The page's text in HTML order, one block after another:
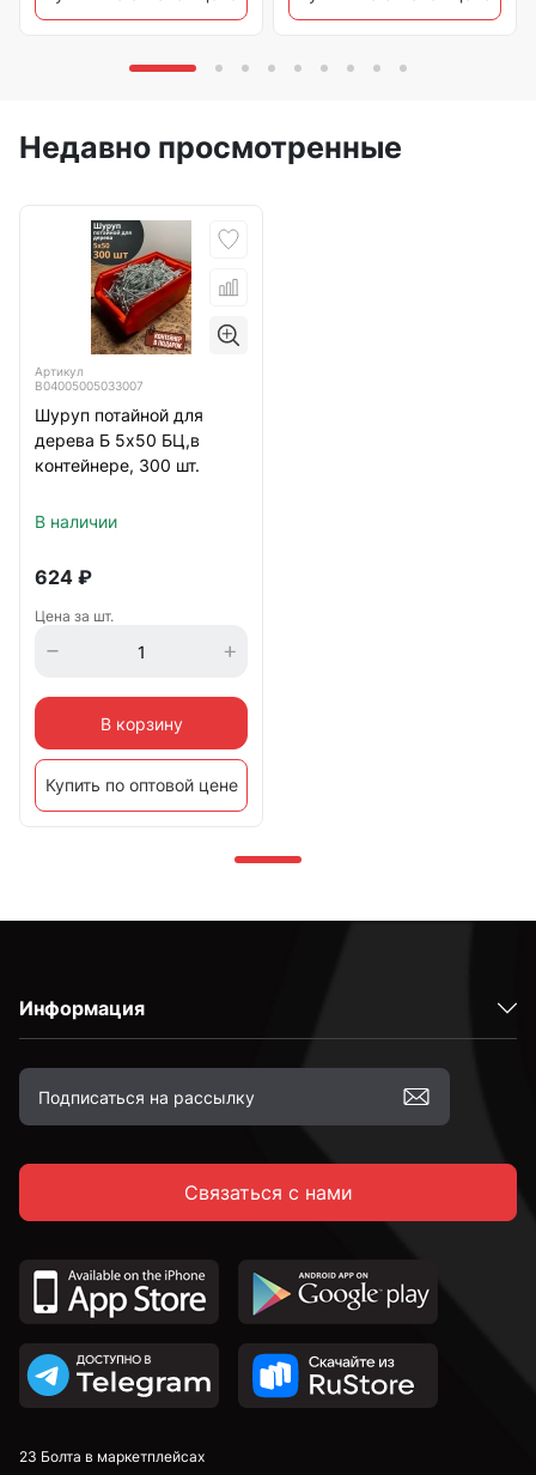
Недавно просмотренные
Артикул
B04005005033007
Шуруп потайной для
дерева Б 5х50 БЦ,в
контейнере, 300 шт.
В наличии
624 ₽
Цена за шт.
В корзину
Купить по оптовой цене
Информация
Связаться с нами
23 Болта в маркетплейсах